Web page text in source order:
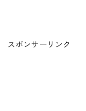
スポンサーリンク